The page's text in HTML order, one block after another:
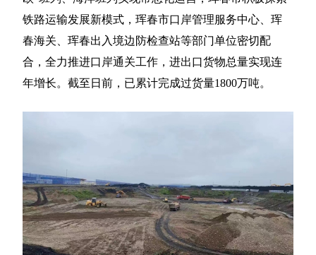
铁路运输发展新模式，珲春市口岸管理服务中心、珲
春海关、珲春出入境边防检查站等部门单位密切配
合，全力推进口岸通关工作，进出口货物总量实现连
年增长。截至日前，已累计完成过货量1800万吨。